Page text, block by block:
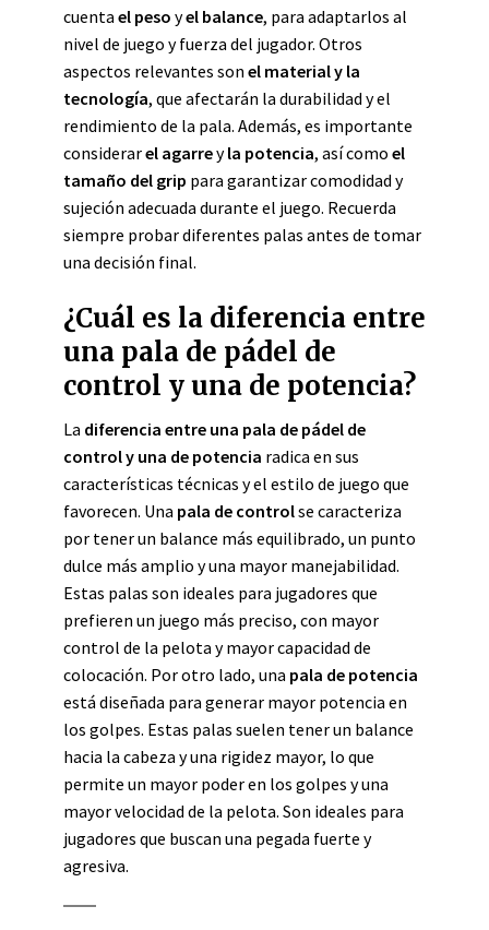
cuenta el peso yel balance, para adaptarlos al
nivel de juego y fuerza del jugador. Otros
aspectos relevantes son el material y la
tecnología, que afectarán la durabilidad y el
rendimiento de la pala. Además, es importante
considerarel agarreyla potencia, así como el
tamaño del grip para garantizar comodidad y
sujeción adecuada durante el juego. Recuerda
siempre probar diferentes palas antes de tomar
una decisión final.
¿Cuál es la diferencia entre
una pala de pádel de
control y una de potencia?
La diferencia entre una pala de pádel de
control y una de potencia radica en sus
características técnicas y el estilo de juego que
favorecen. Una pala de controlse caracteriza
por tener un balance más equilibrado, un punto
dulce más amplio y una mayor manejabilidad.
Estas palas son ideales para jugadores que
prefieren un juego más preciso, con mayor
control de la pelota y mayor capacidad de
colocación. Por otro lado, una pala de potencia
está diseñada para generar mayor potencia en
los golpes. Estas palas suelen tener un balance
hacia la cabeza y una rigidez mayor, lo que
permite un mayor poder en los golpes y una
mayor velocidad de la pelota. Son ideales para
jugadores que buscan una pegada fuerte y
agresiva.